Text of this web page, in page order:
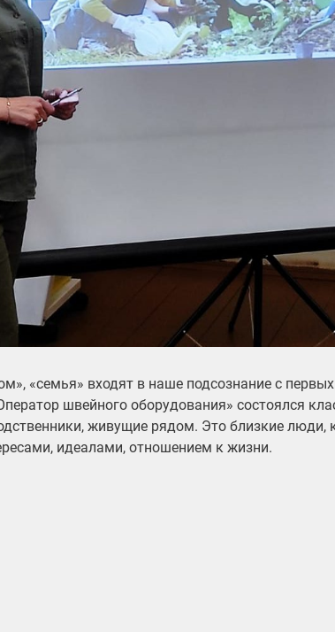
«семья» входят в наше подсознание с
швейного оборудования» состоялся
живущие рядом. Это близкие люди,
идеалами, отношением к жизни.